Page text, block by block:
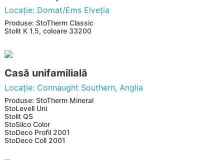
Locaţie: Domat/Ems Elveţia
Produse: StoTherm Classic
Stolit K 1.5, coloare 33200
Casă unifamilială
Locaţie: Connaught Southern, Anglia
Produse: StoTherm Mineral
StoLevell Uni
Stolit QS
StoSilco Color
StoDeco Profil 2001
StoDeco Coll 2001